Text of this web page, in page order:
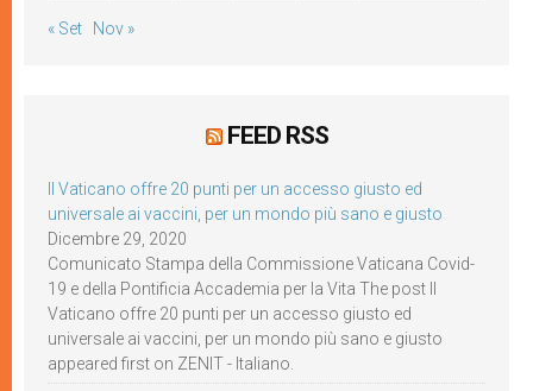
« Set Nov »
FEED RSS
Il Vaticano offre 20 punti per un accesso giusto ed
universale ai vaccini, per un mondo più sano e giusto
Dicembre 29, 2020
Comunicato Stampa della Commissione Vaticana Covid-
19 e della Pontificia Accademia per la Vita The post Il
Vaticano offre 20 punti per un accesso giusto ed
universale ai vaccini, per un mondo più sano e giusto
appeared first on ZENIT - Italiano.